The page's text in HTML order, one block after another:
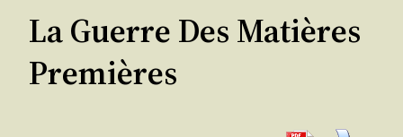
La Guerre Des Matières
Premières